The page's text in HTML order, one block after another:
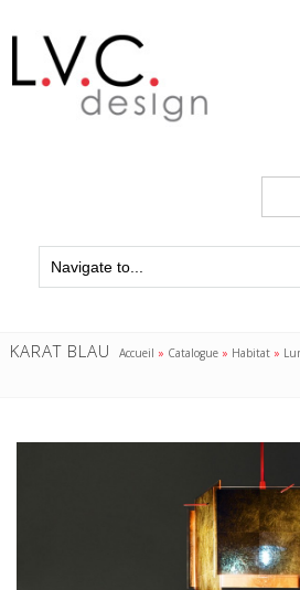
KARAT BLAU Accueil » Catalogue » Habitat »